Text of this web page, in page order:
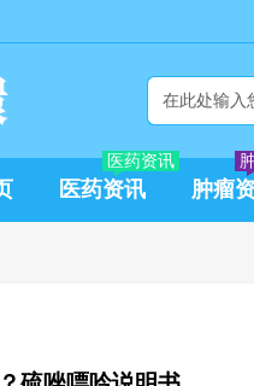
医药资讯
医药资讯
肿瘤